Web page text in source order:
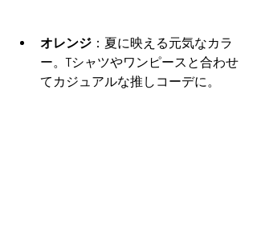
オレンジ ：夏に映える元気なカラ
ー。Tシャツやワンピースと合わせ
てカジュアルな推しコーデに。